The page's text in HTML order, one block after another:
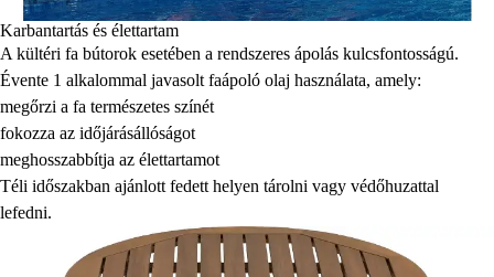
Karbantartás és élettartam
A kültéri fa bútorok esetében a rendszeres ápolás kulcsfontosságú.
Évente 1 alkalommal javasolt faápoló olaj használata, amely:
megőrzi a fa természetes színét
fokozza az időjárásállóságot
meghosszabbítja az élettartamot
Téli időszakban ajánlott fedett helyen tárolni vagy védőhuzattal
lefedni.